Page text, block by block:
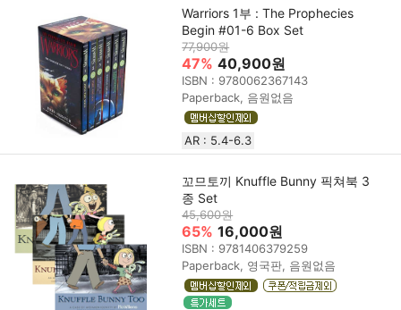
Warriors 1부 : The Prophecies
Begin #01-6 Box Set
77,900원
47% 40,900원
ISBN : 9780062367143
Paperback, 음원없음
AR : 5.4-6.3
꼬므토끼 Knuffle Bunny 픽쳐북 3
종 Set
45,600원
65% 16,000원
ISBN : 9781406379259
Paperback, 영국판, 음원없음